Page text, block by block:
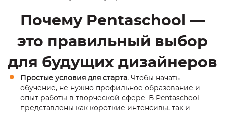
Почему Pentaschool —
это правильный выбор
для будущих дизайнеров
Простые условия для старта. Чтобы начать
обучение, не нужно профильное образование и
опыт работы в творческой сфере. В Pentaschool
представлены как короткие интенсивы, так и